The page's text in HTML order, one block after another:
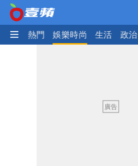
焦點 熱門 娛樂時尚 生活 政治